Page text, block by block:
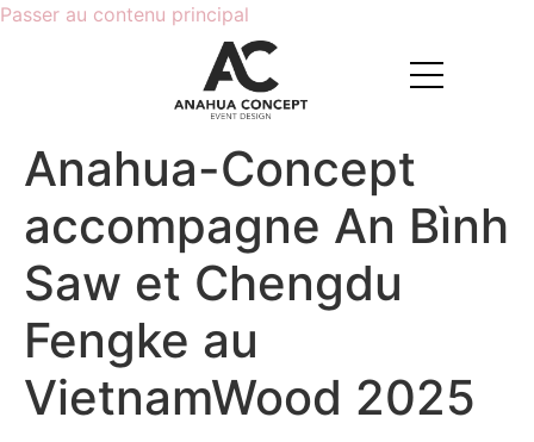
Passer au contenu principal
Anahua-Concept
accompagne An Bình
Saw et Chengdu
Fengke au
VietnamWood 2025